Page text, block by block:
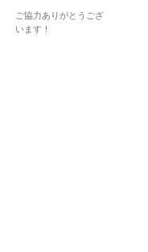
ご協力ありがとうござ
います！